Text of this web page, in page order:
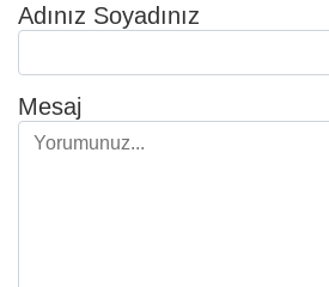
Adınız Soyadınız
Mesaj